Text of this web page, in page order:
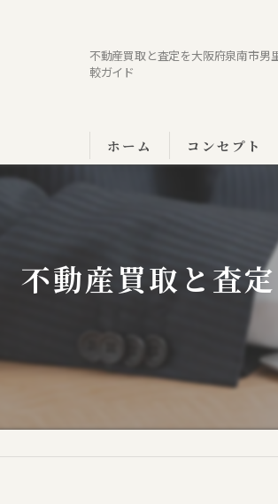
不動産買取と査定を大阪府泉南市
較ガイド
ホーム コンセプト
不動産買取と査